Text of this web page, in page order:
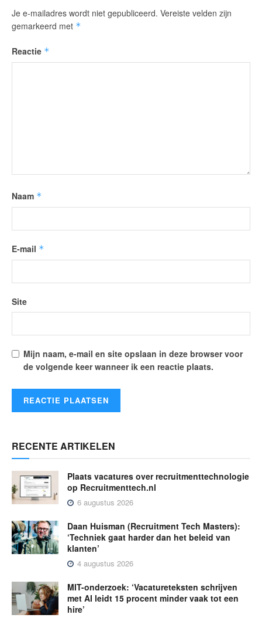
Je e-mailadres wordt niet gepubliceerd. Vereiste velden zijn
gemarkeerd met *
Reactie *
Naam *
E-mail *
Site
Mijn naam, e-mail en site opslaan in deze browser voor
de volgende keer wanneer ik een reactie plaats.
RECENTE ARTIKELEN
Plaats vacatures over recruitmenttechnologie
op Recruitmenttech.nl
6 augustus 2026
Daan Huisman (Recruitment Tech Masters):
‘Techniek gaat harder dan het beleid van
klanten’
4 augustus 2026
MIT-onderzoek: ‘Vacatureteksten schrijven
met AI leidt 15 procent minder vaak tot een
hire’